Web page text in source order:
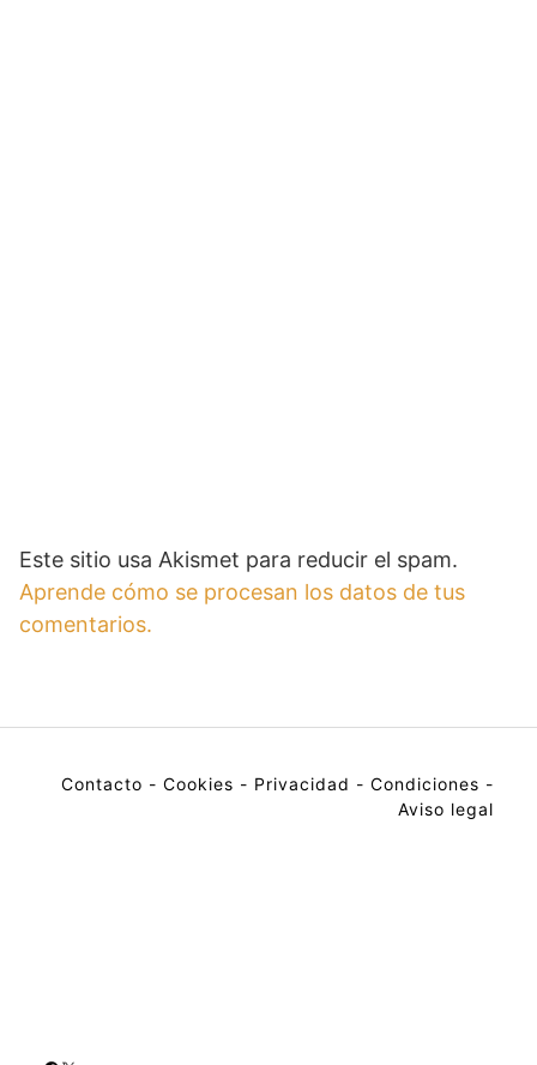
Este sitio usa Akismet para reducir el spam.
Aprende cómo se procesan los datos de tus
comentarios.
Contacto - Cookies - Privacidad - Condiciones -
Aviso legal